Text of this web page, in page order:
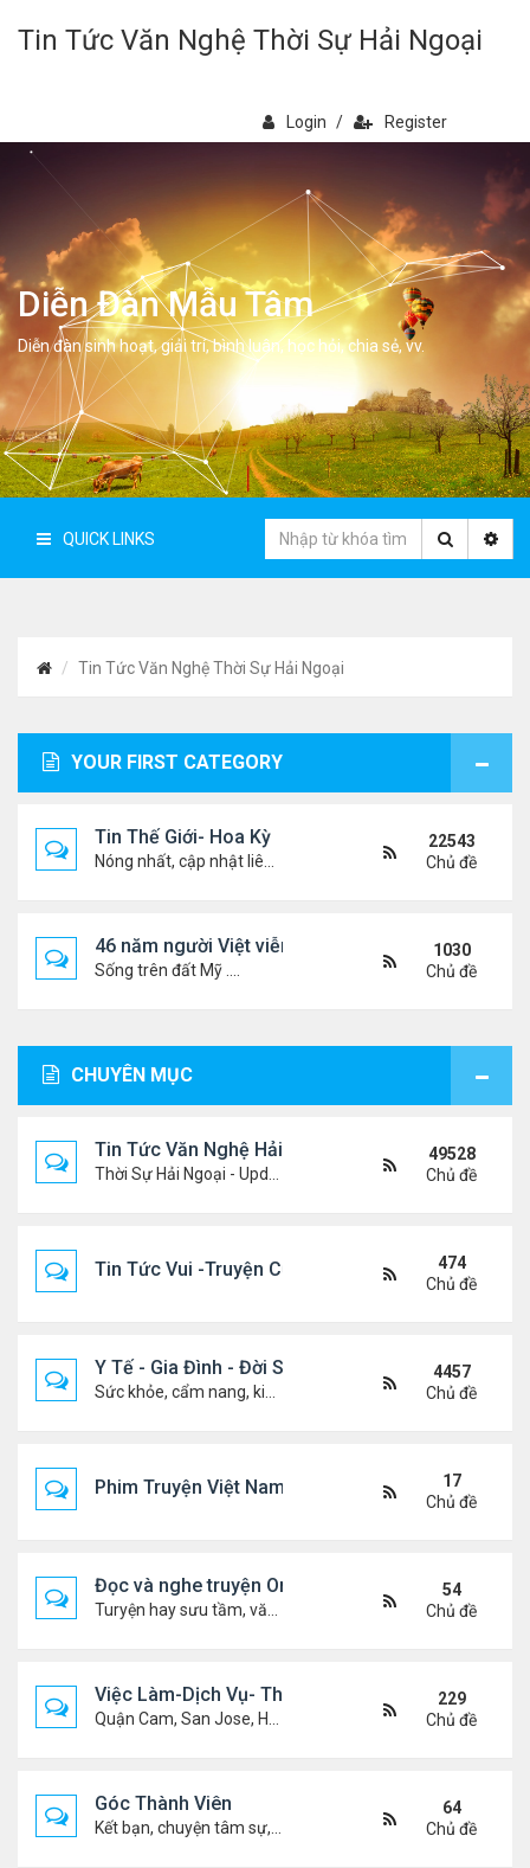
Tin Tức Văn Nghệ Thời Sự Hải Ngoại
Login / Register
Diễn Đàn Mẫu Tâm
Diễn đàn sinh hoạt, giải trí, bình luân, học hỏi, chia sẻ, vv.
QUICK LINKS
Tin Tức Văn Nghệ Thời Sự Hải Ngoại
YOUR FIRST CATEGORY
Tin Thế Giới- Hoa Kỳ
22543
Chủ đề
46 năm người Việt viễn xứ
Sống trên đất Mỹ ....
1030
Chủ đề
CHUYÊN MỤC
Tin Tức Văn Nghệ Hải Ngoại
49528
Chủ đề
Tin Tức Vui -Truyện Cười- Video Hài
474
Chủ đề
Y Tế - Gia Đình - Đời Sống
4457
Chủ đề
Phim Truyện Việt Nam Online
17
Chủ đề
Đọc và nghe truyện Online
54
Chủ đề
Việc Làm-Dịch Vụ- Thuê Nhà
229
Chủ đề
Góc Thành Viên
64
Chủ đề